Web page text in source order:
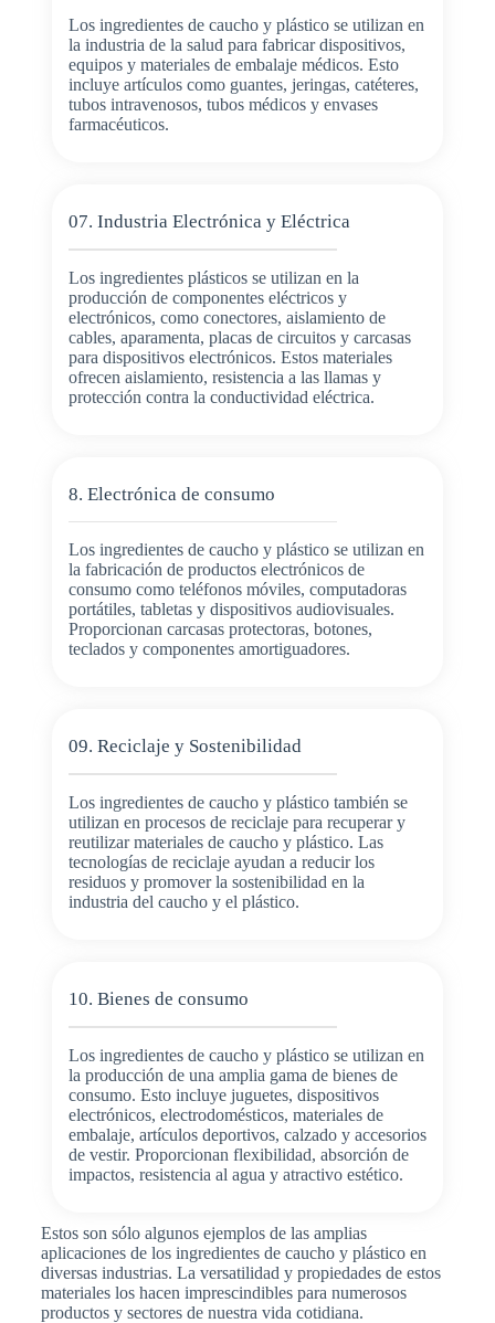
Los ingredientes de caucho y plástico se utilizan en
la industria de la salud para fabricar dispositivos,
equipos y materiales de embalaje médicos. Esto
incluye artículos como guantes, jeringas, catéteres,
tubos intravenosos, tubos médicos y envases
farmacéuticos.
07. Industria Electrónica y Eléctrica
Los ingredientes plásticos se utilizan en la
producción de componentes eléctricos y
electrónicos, como conectores, aislamiento de
cables, aparamenta, placas de circuitos y carcasas
para dispositivos electrónicos. Estos materiales
ofrecen aislamiento, resistencia a las llamas y
protección contra la conductividad eléctrica.
8. Electrónica de consumo
Los ingredientes de caucho y plástico se utilizan en
la fabricación de productos electrónicos de
consumo como teléfonos móviles, computadoras
portátiles, tabletas y dispositivos audiovisuales.
Proporcionan carcasas protectoras, botones,
teclados y componentes amortiguadores.
09. Reciclaje y Sostenibilidad
Los ingredientes de caucho y plástico también se
utilizan en procesos de reciclaje para recuperar y
reutilizar materiales de caucho y plástico. Las
tecnologías de reciclaje ayudan a reducir los
residuos y promover la sostenibilidad en la
industria del caucho y el plástico.
10. Bienes de consumo
Los ingredientes de caucho y plástico se utilizan en
la producción de una amplia gama de bienes de
consumo. Esto incluye juguetes, dispositivos
electrónicos, electrodomésticos, materiales de
embalaje, artículos deportivos, calzado y accesorios
de vestir. Proporcionan flexibilidad, absorción de
impactos, resistencia al agua y atractivo estético.
Estos son sólo algunos ejemplos de las amplias
aplicaciones de los ingredientes de caucho y plástico en
diversas industrias. La versatilidad y propiedades de estos
materiales los hacen imprescindibles para numerosos
productos y sectores de nuestra vida cotidiana.